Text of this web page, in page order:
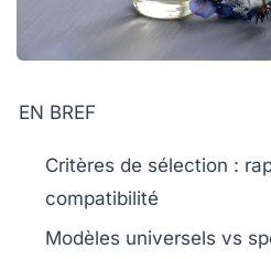
EN BREF
Critères de sélection :
compatibilité
Modèles universels vs